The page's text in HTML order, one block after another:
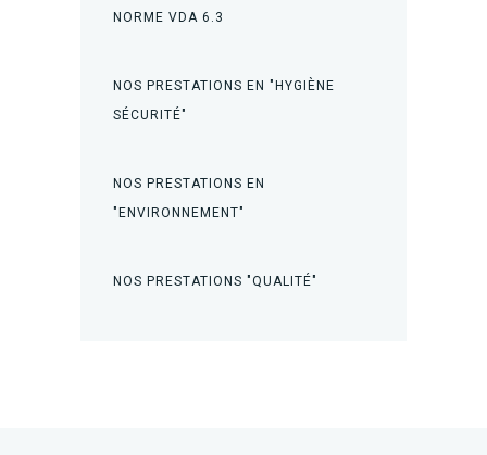
NORME VDA 6.3
NOS PRESTATIONS EN "HYGIÈNE
SÉCURITÉ"
NOS PRESTATIONS EN
"ENVIRONNEMENT"
NOS PRESTATIONS "QUALITÉ"